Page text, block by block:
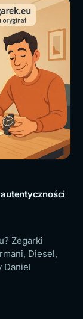
Zegarki
Diesel,
Daniel